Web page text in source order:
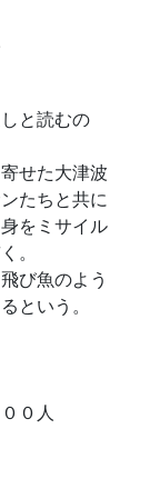
と読むの
せた大津波
たちと共に
をミサイル
。
び魚のよう
という。
０人